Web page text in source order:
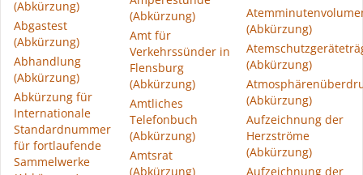
(Abkürzung)
Abgastest
(Abkürzung)
Abhandlung
(Abkürzung)
Abkürzung für
Internationale
Standardnummer
für fortlaufende
Sammelwerke
(Abkürzung)
Amt für
Verkehrssünder in
Flensburg
(Abkürzung)
Amtliches
Telefonbuch
(Abkürzung)
Amtsrat
(Abkürzung)
(Abkürzung)
(Abkürzung)
(Abkürzung)
Aufzeichnung der
Herzströme
(Abkürzung)
Aufzeichnung der